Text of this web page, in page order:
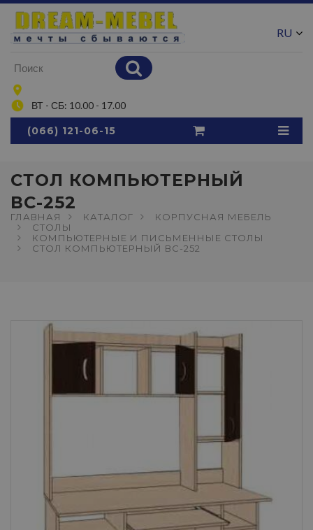
ВТ - СБ: 10.00 - 17.00
RU
(066) 121-06-15
СТОЛ КОМПЬЮТЕРНЫЙ
ВС-252
ГЛАВНАЯ КАТАЛОГ
КОРПУСНАЯ МЕБЕЛЬ
СТОЛЫ
КОМПЬЮТЕРНЫЕ И ПИСЬМЕННЫЕ СТОЛЫ
СТОЛ КОМПЬЮТЕРНЫЙ ВС-252